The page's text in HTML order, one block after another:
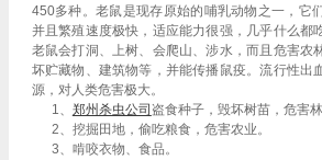
450多种。老鼠是现存原始的哺乳动物之一，它
并且繁殖速度极快，适应能力很强，几乎什么都
老鼠会打洞、上树、会爬山、涉水，而且危害农
坏贮藏物、建筑物等，并能传播鼠疫。流行性出
源，对人类危害极大。
1、 郑州杀虫公司 盗食种子，毁坏树苗，危害林
2、挖掘田地，偷吃粮食，危害农业。
3、啃咬衣物、食品。